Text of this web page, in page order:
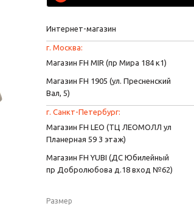
Интернет-магазин
г. Москва:
Магазин FH MIR (пр Мира 184 к1)
Магазин FH 1905 (ул. Пресненский
Вал, 5)
г. Санкт-Петербург:
Магазин FH LEO (ТЦ ЛЕОМОЛЛ ул
Планерная 59 3 этаж)
Магазин FH YUBI (ДС Юбилейный
пр Добролюбова д.18 вход №62)
Размер